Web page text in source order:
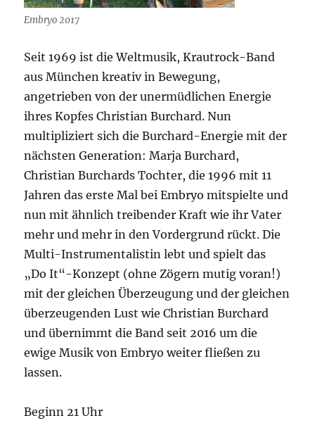
Embryo 2017
Seit 1969 ist die Weltmusik, Krautrock-Band
aus München kreativ in Bewegung,
angetrieben von der unermüdlichen Energie
ihres Kopfes Christian Burchard. Nun
multipliziert sich die Burchard-Energie mit der
nächsten Generation: Marja Burchard,
Christian Burchards Tochter, die 1996 mit 11
Jahren das erste Mal bei Embryo mitspielte und
nun mit ähnlich treibender Kraft wie ihr Vater
mehr und mehr in den Vordergrund rückt. Die
Multi-Instrumentalistin lebt und spielt das
„Do It“-Konzept (ohne Zögern mutig voran!)
mit der gleichen Überzeugung und der gleichen
überzeugenden Lust wie Christian Burchard
und übernimmt die Band seit 2016 um die
ewige Musik von Embryo weiter fließen zu
lassen.
Beginn 21 Uhr